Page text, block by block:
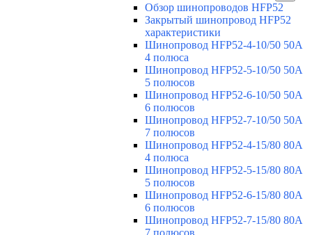
Обзор шинопроводов HFP52
Закрытый шинопровод HFP52
характеристики
Шинопровод HFP52-4-10/50 50A
4 полюса
Шинопровод HFP52-5-10/50 50А
5 полюсов
Шинопровод HFP52-6-10/50 50А
6 полюсов
Шинопровод HFP52-7-10/50 50А
7 полюсов
Шинопровод HFP52-4-15/80 80A
4 полюса
Шинопровод HFP52-5-15/80 80А
5 полюсов
Шинопровод HFP52-6-15/80 80А
6 полюсов
Шинопровод HFP52-7-15/80 80А
7 полюсов